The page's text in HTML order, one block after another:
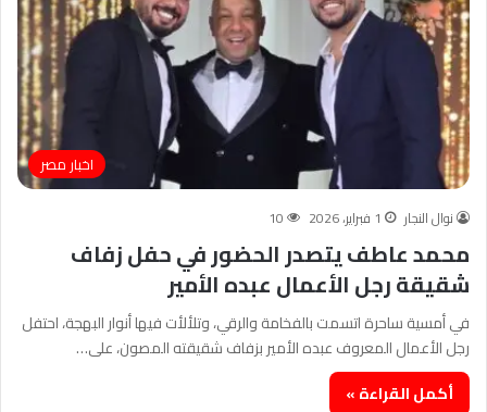
اخبار مصر
نوال النجار 1 فبراير، 2026 10
محمد عاطف يتصدر الحضور في حفل زفاف
شقيقة رجل الأعمال عبده الأمير
في أمسية ساحرة اتسمت بالفخامة والرقي، وتلألأت فيها أنوار البهجة، احتفل
رجل الأعمال المعروف عبده الأمير بزفاف شقيقته المصون، على…
أكمل القراءة »